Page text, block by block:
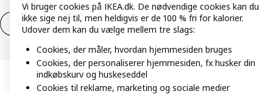
Fortryd dit køb Fortryd dit køb af service
Vi bruger cookies på IKEA.dk. De nødvendige cookies kan du
ikke sige nej til, men heldigvis er de 100 % fri for kalorier.
Udover dem kan du vælge mellem tre slags:
Cookies, der måler, hvordan hjemmesiden bruges
Cookies, der personaliserer hjemmesiden, fx husker din
indkøbskurv og huskeseddel
Cookies til reklame, marketing og sociale medier